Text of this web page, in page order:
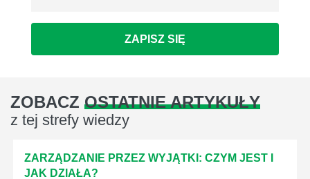
ZAPISZ SIĘ
ZOBACZ OSTATNIE ARTYKUŁY
z tej strefy wiedzy
ZARZĄDZANIE PRZEZ WYJĄTKI: CZYM JEST I
JAK DZIAŁA?